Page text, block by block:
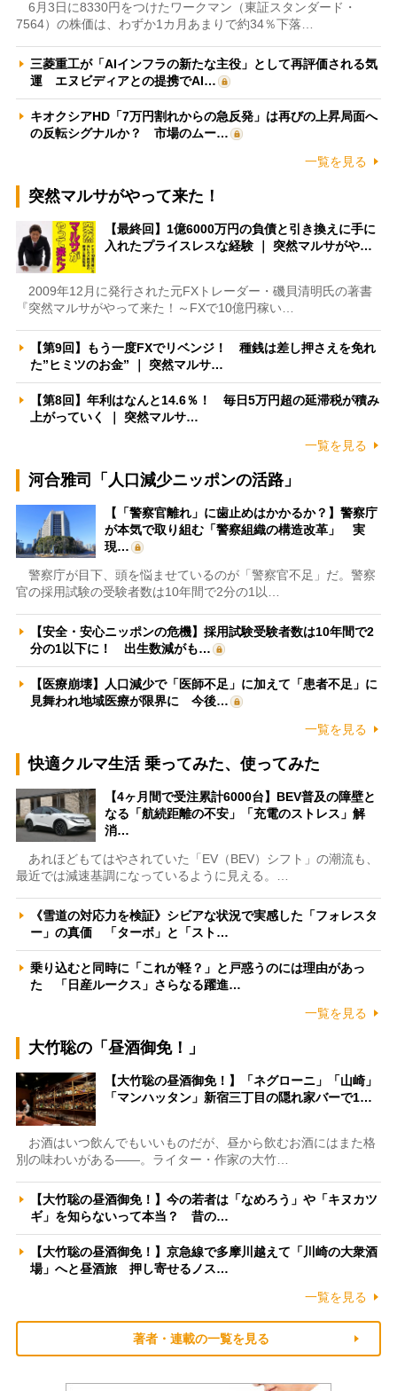
6月3日に8330円をつけたワークマン（東証スタンダード・
7564）の株価は、わずか1カ月あまりで約34％下落…
三菱重工が「AIインフラの新たな主役」として再評価される気
運 エヌビディアとの提携でAI…
キオクシアHD「7万円割れからの急反発」は再びの上昇局面へ
の反転シグナルか？ 市場のムー…
一覧を見る
突然マルサがやって来た！
【最終回】1億6000万円の負債と引き換えに手に
入れたプライスレスな経験 ｜ 突然マルサがや…
2009年12月に発行された元FXトレーダー・磯貝清明氏の著書
『突然マルサがやって来た！～FXで10億円稼い…
【第9回】もう一度FXでリベンジ！ 種銭は差し押さえを免れ
た”ヒミツのお金” ｜ 突然マルサ…
【第8回】年利はなんと14.6％！ 毎日5万円超の延滞税が積み
上がっていく ｜ 突然マルサ…
一覧を見る
河合雅司「人口減少ニッポンの活路」
【「警察官離れ」に歯止めはかかるか？】警察庁
が本気で取り組む「警察組織の構造改革」 実
現…
警察庁が目下、頭を悩ませているのが「警察官不足」だ。警察
官の採用試験の受験者数は10年間で2分の1以…
【安全・安心ニッポンの危機】採用試験受験者数は10年間で2
分の1以下に！ 出生数減がも…
【医療崩壊】人口減少で「医師不足」に加えて「患者不足」に
見舞われ地域医療が限界に 今後…
一覧を見る
快適クルマ生活 乗ってみた、使ってみた
【4ヶ月間で受注累計6000台】BEV普及の障壁と
なる「航続距離の不安」「充電のストレス」解
消…
あれほどもてはやされていた「EV（BEV）シフト」の潮流も、
最近では減速基調になっているように見える。…
《雪道の対応力を検証》シビアな状況で実感した「フォレスタ
ー」の真価 「ターボ」と「スト…
乗り込むと同時に「これが軽？」と戸惑うのには理由があっ
た 「日産ルークス」さらなる躍進…
一覧を見る
大竹聡の「昼酒御免！」
【大竹聡の昼酒御免！】「ネグローニ」「山崎」
「マンハッタン」新宿三丁目の隠れ家バーで1…
お酒はいつ飲んでもいいものだが、昼から飲むお酒にはまた格
別の味わいがある――。ライター・作家の大竹…
【大竹聡の昼酒御免！】今の若者は「なめろう」や「キヌカツ
ギ」を知らないって本当？ 昔の…
【大竹聡の昼酒御免！】京急線で多摩川越えて「川崎の大衆酒
場」へと昼酒旅 押し寄せるノス…
一覧を見る
著者・連載の一覧を見る